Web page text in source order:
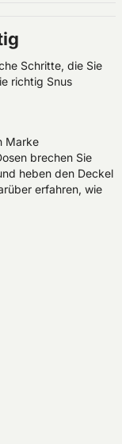
Schritte, die Sie
richtig Snus
Marke
brechen Sie
heben den Deckel
erfahren, wie